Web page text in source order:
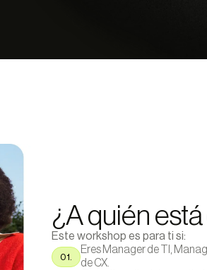
¿A quién
Este workshop es para ti si:
01.
Eres Manager de TI,
de CX.